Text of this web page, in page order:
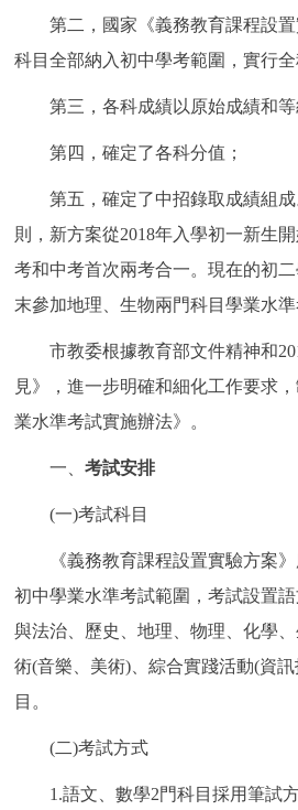
12345網上接訴即辦 我要諮
線上訪談
北京概況 十六區概覽
綠色北京 圖説北京
多語種
DEUTSCH
ITALIANO
第二，國家《義務教育課程設置
科目全部納入初中學考範圍，實行全
第三，各科成績以原始成績和等
第四，確定了各科分值；
第五，確定了中招錄取成績組成
則，新方案從2018年入學初一新生
考和中考首次兩考合一。現在的初
末參加地理、生物兩門科目學業水準
市教委根據教育部文件精神和
見》，進一步明確和細化工作要求
業水準考試實施辦法》。
一、考試安排
(一)考試科目
《義務教育課程設置實驗方案》
初中學業水準考試範圍，考試設置
與法治、歷史、地理、物理、化學
術(音樂、美術)、綜合實踐活動(資
目。
(二)考試方式
1.語文、數學2門科目採用筆試方